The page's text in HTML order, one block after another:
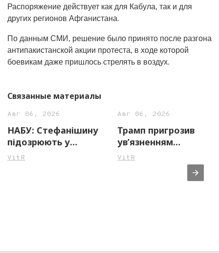
Распоряжение действует как для Кабула, так и для
других регионов Афганистана.
По данным СМИ, решение было принято после разгона
антипакистанской акции протеста, в ходе которой
боевикам даже пришлось стрелять в воздух.
Связанные материалы
Авг 06, 2026
НАБУ: Стефанішину
підозрюють у
незаконному
VitR
Авг 06, 2026
Трамп пригрозив
ув’язненням
джерелам ЗМІ через
повідомлення про
нестачу боєприпасів
VitR